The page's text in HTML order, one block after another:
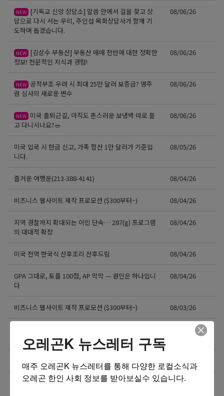
NEW
[기독교 신앙 상담소] 말씀 안에서 길을 찾고 상
담으로 다시 서는 우리, 주인섭 목회상담사가 함께 기
도하며 돕겠습니다.
08/06/26
NEW
[김삼수 부동산] 부동산 매매 전반에 대한 정확한
정보! 전문적인 지식과 경험!
08/06/26
NEW 공적부조 우려 시 최대 25만 달러 보증금? 영주
권 심사의 새로운 변수
08/06/26
NEW 미국 출퇴근길, 아직도 촌스러운 보냉백 따로 들
고 다니시나요?🥗
08/06/26
미국 입국 시 현금 신고, 가족 합산 1만 달러가 기준입
니다.
08/05/26
즐거운 여행운(213-388-4141) 08/04/26
비즈니스 웹사이트 제작 프로모션 ($300부터~) 08/04/26
지역 경찰까지 확대되는 이민 단속… 287(g) 프로그램
의 대대적 확장
08/04/26
미국 전역 한국식 산후조리 산후드림 08/04/26
GPA 그대로, 토플 100점, AP 막막 — 원인은 하나입니
다
08/04/26
비즈니스 웹사이트 제작 프로모션 ($300부터~) 08/03/26
실화될 수 있을까?
08/03/26
비즈니스 웹사이트 제작 프로모션 ($300부터~) 08/02/26
액막이가 필요한 지금! 저주를 막아주는 타로부적을 저
08/01/26
오레곤K 뉴스레터 구독
매주 오레곤K 뉴스레터를 통해 다양한 로컬소식과
오레곤 한인 사회 정보를 받아보실수 있습니다.